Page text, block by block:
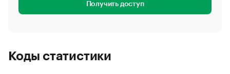
Получить доступ
Коды статистики